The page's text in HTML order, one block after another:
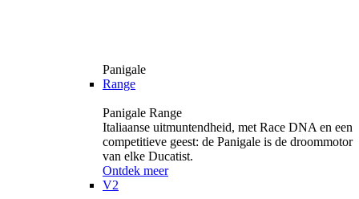
Panigale
Range
Panigale Range
Italiaanse uitmuntendheid, met Race DNA en een
competitieve geest: de Panigale is de droommotor
van elke Ducatist.
Ontdek meer
V2